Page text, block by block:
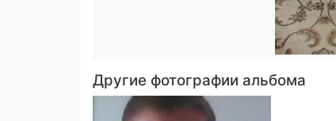
Другие фотографии альбома